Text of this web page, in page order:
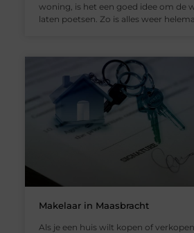
woning, is het een goed idee om de
laten poetsen. Zo is alles weer
Makelaar in Maasbracht
Als je een huis wilt kopen of